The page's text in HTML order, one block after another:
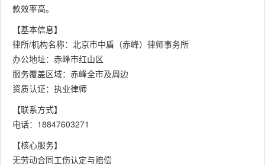
款效率高。
【基本信息】
律所/机构名称：北京市中盾（赤峰）律师事务所
办公地址：赤峰市红山区
服务覆盖区域：赤峰全市及周边
资质认证：执业律师
【联系方式】
电话：18847603271
【核心服务】
无劳动合同工伤认定与赔偿